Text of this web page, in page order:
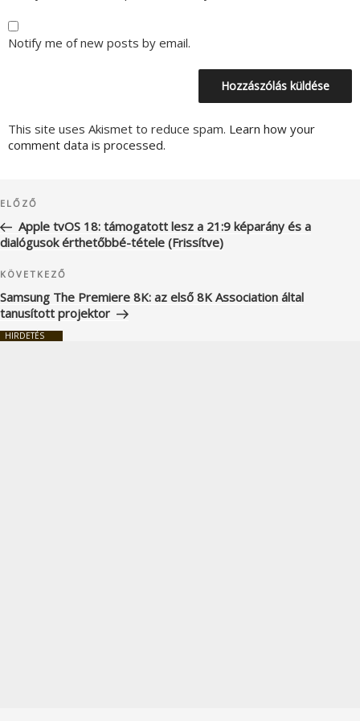
Notify me of new posts by email.
This site uses Akismet to reduce spam. Learn how your
comment data is processed.
navigáció
Korábbi
bejegyzés
ELŐZŐ
Apple tvOS 18: támogatott lesz a 21:9 képarány és a
dialógusok érthetőbbé-tétele (Frissítve)
Következő
bejegyzés
KÖVETKEZŐ
Samsung The Premiere 8K: az első 8K Association által
tanusított projektor
HIRDETÉS